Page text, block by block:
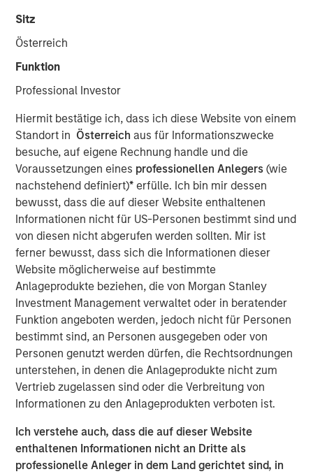
Sitz
Österreich
Funktion
Professional Investor
Hiermit bestätige ich, dass ich diese Website von einem
Standort in Österreich aus für Informationszwecke
besuche, auf eigene Rechnung handle und die
Voraussetzungen eines professionellen Anlegers(wie
nachstehend definiert)* erfülle. Ich bin mir dessen
bewusst, dass die auf dieser Website enthaltenen
Informationen nicht für US-Personen bestimmt sind und
von diesen nicht abgerufen werden sollten. Mir ist
ferner bewusst, dass sich die Informationen dieser
Website möglicherweise auf bestimmte
Anlageprodukte beziehen, die von Morgan Stanley
Investment Management verwaltet oder in beratender
Funktion angeboten werden, jedoch nicht für Personen
bestimmt sind, an Personen ausgegeben oder von
Personen genutzt werden dürfen, die Rechtsordnungen
unterstehen, in denen die Anlageprodukte nicht zum
Vertrieb zugelassen sind oder die Verbreitung von
Informationen zu den Anlageprodukten verboten ist.
Ich verstehe auch, dass die auf dieser Website
enthaltenen Informationen nicht an Dritte als
professionelle Anleger in dem Land gerichtet sind, in
completed an investment in Project Management
Academy (“PMA” or the “Company”), a leading provider
management professionals. MSCP is partnering with the
current CEO, Jason Cassidy, and the rest of the
an equity stake in the business.
Project Management Academy was founded in 2009 to
provide best-in-class training for the career-critical
Project Management Professional (PMP)®certification.
The PMP® certification is widely recognized as the
leading certification for project managers across multiple
industries, with over 700,000 registered professionals.
The Company has since expanded its product suite to
also offer training in related disciplines including Agile,
Business Analysis, and Six Sigma and leadership. The
Company currently provides both in-person and online
training to more than 11,000 individuals and 170
corporations across the U.S. and Canada.
Adam Shaw, Managing Director of MSCP, said: “We are
very excited for the opportunity to work with Jason and
the PMA team. This talented management team has
focus on high-quality instruction, has become a leader in
project management training. We believe MSCP is the
ideal partner for PMA as the business continues to enter